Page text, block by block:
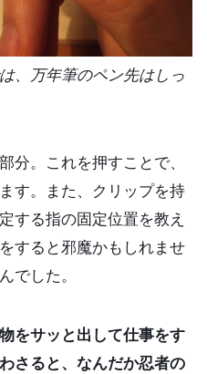
、万年筆のペン先はしっ
分。これを押すことで、
す。また、クリップを持
する指の固定位置を教え
すると邪魔かもしれませ
でした。
をサッと出して仕事をす
さると、なんだか忍者の